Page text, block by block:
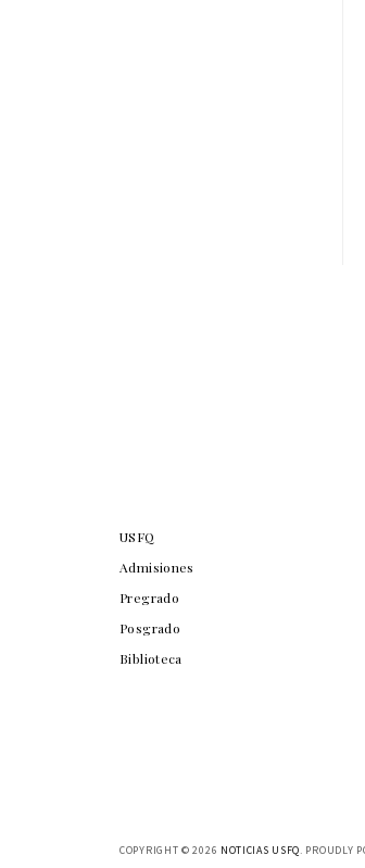
USFQ
Admisiones
Pregrado
Posgrado
Biblioteca
COPYRIGHT ©2026 NOTICIAS USFQ. PROUDLY